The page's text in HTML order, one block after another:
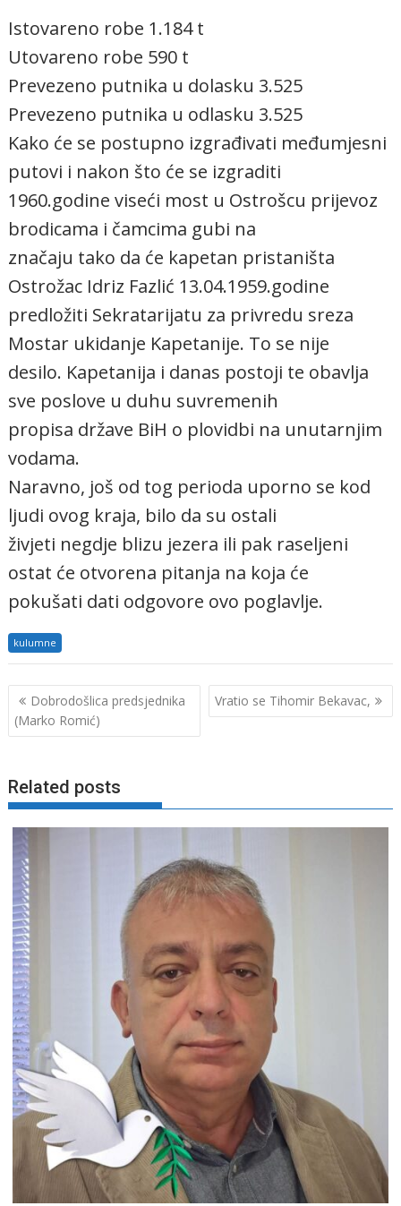
Istovareno robe 1.184 t
Utovareno robe 590 t
Prevezeno putnika u dolasku 3.525
Prevezeno putnika u odlasku 3.525
Kako će se postupno izgrađivati međumjesni
putovi i nakon što će se izgraditi
1960.godine viseći most u Ostrošcu prijevoz
brodicama i čamcima gubi na
značaju tako da će kapetan pristaništa
Ostrožac Idriz Fazlić 13.04.1959.godine
predložiti Sekratarijatu za privredu sreza
Mostar ukidanje Kapetanije. To se nije
desilo. Kapetanija i danas postoji te obavlja
sve poslove u duhu suvremenih
propisa države BiH o plovidbi na unutarnjim
vodama.
Naravno, još od tog perioda uporno se kod
ljudi ovog kraja, bilo da su ostali
živjeti negdje blizu jezera ili pak raseljeni
ostat će otvorena pitanja na koja će
pokušati dati odgovore ovo poglavlje.
kulumne
Navigacija
objava
Dobrodošlica predsjednika
(Marko Romić)
Vratio se Tihomir Bekavac,
Related posts